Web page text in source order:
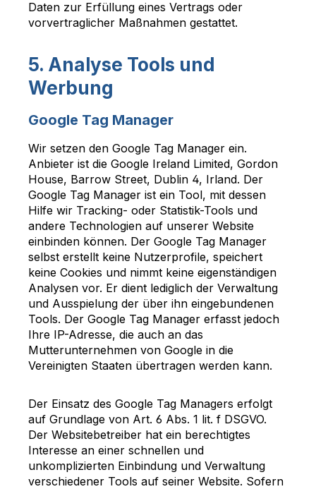
Daten zur Erfüllung eines Vertrags oder
vorvertraglicher Maßnahmen gestattet.
5. Analyse Tools und
Werbung
Google Tag Manager
Wir setzen den Google Tag Manager ein.
Anbieter ist die Google Ireland Limited, Gordon
House, Barrow Street, Dublin 4, Irland. Der
Google Tag Manager ist ein Tool, mit dessen
Hilfe wir Tracking- oder Statistik-Tools und
andere Technologien auf unserer Website
einbinden können. Der Google Tag Manager
selbst erstellt keine Nutzerprofile, speichert
keine Cookies und nimmt keine eigenständigen
Analysen vor. Er dient lediglich der Verwaltung
und Ausspielung der über ihn eingebundenen
Tools. Der Google Tag Manager erfasst jedoch
Ihre IP-Adresse, die auch an das
Mutterunternehmen von Google in die
Vereinigten Staaten übertragen werden kann.
Der Einsatz des Google Tag Managers erfolgt
auf Grundlage von Art. 6 Abs. 1 lit. f DSGVO.
Der Websitebetreiber hat ein berechtigtes
Interesse an einer schnellen und
unkomplizierten Einbindung und Verwaltung
verschiedener Tools auf seiner Website. Sofern